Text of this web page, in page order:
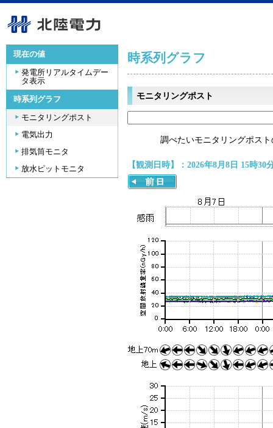
現在の値
発電所リアルタイムデー
タ表示
時系列グラフ
モニタリングポスト
電気出力
排気筒モニタ
放水ピットモニタ
時系列グラフ
モニタリングポスト
調べたいモニタリングポス
【観測日時】：2026年8月8日 15時30